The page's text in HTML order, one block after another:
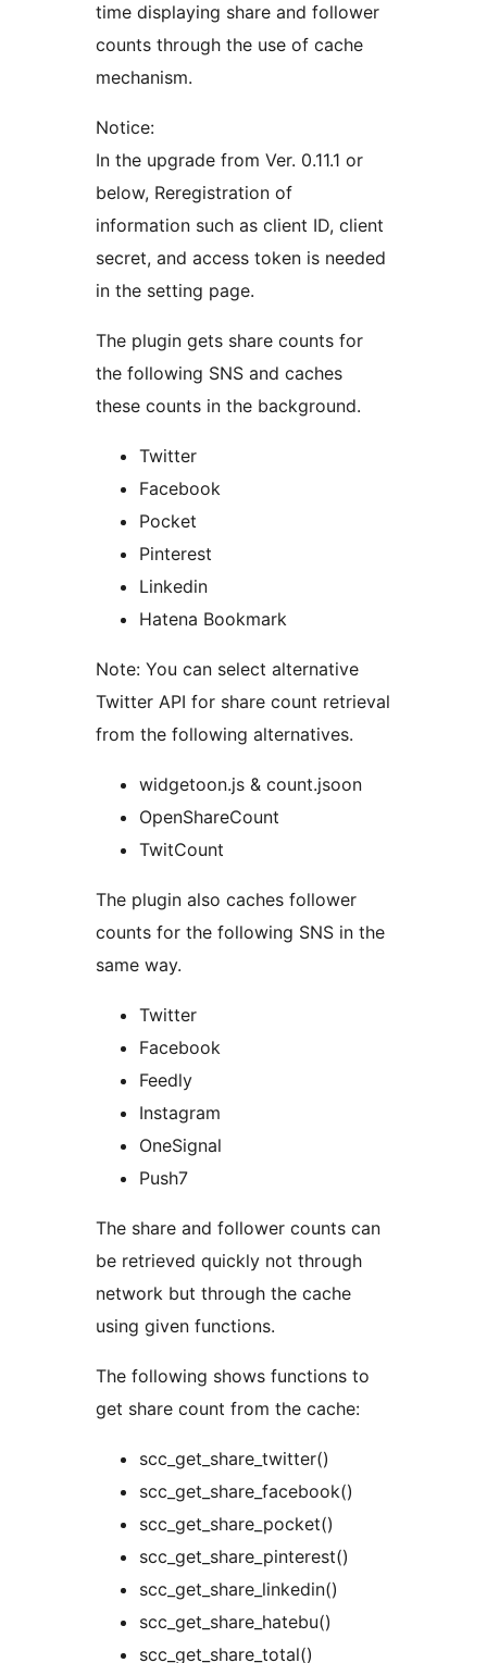
time displaying share and follower
counts through the use of cache
mechanism.
Notice:
In the upgrade from Ver. 0.11.1 or
below, Reregistration of
information such as client ID, client
secret, and access token is needed
in the setting page.
The plugin gets share counts for
the following SNS and caches
these counts in the background.
Twitter
Facebook
Pocket
Pinterest
Linkedin
Hatena Bookmark
Note: You can select alternative
Twitter API for share count retrieval
from the following alternatives.
widgetoon.js & count.jsoon
OpenShareCount
TwitCount
The plugin also caches follower
counts for the following SNS in the
same way.
Twitter
Facebook
Feedly
Instagram
OneSignal
Push7
The share and follower counts can
be retrieved quickly not through
network but through the cache
using given functions.
The following shows functions to
get share count from the cache:
scc_get_share_twitter()
scc_get_share_facebook()
scc_get_share_pocket()
scc_get_share_pinterest()
scc_get_share_linkedin()
scc_get_share_hatebu()
scc_get_share_total()